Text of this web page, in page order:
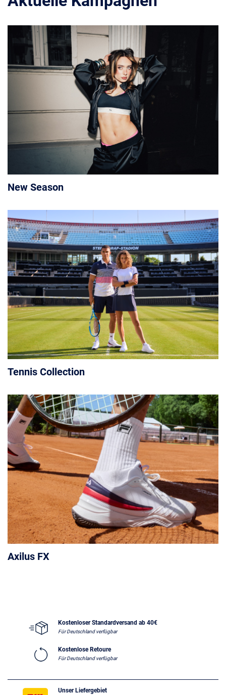
New Season
Tennis Collection
Axilus FX
Kostenloser Standardversand ab 40€
Für Deutschland verfügbar
Kostenlose Retoure
Für Deutschland verfügbar
Unser Liefergebiet